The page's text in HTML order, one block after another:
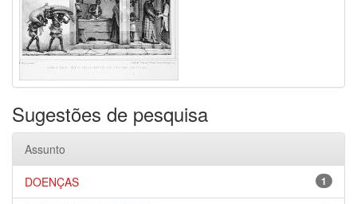
Sugestões de pesquisa
Assunto
1
DOENÇAS